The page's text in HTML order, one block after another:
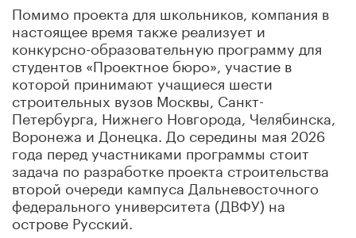
Помимо проекта для школьников, компания в
настоящее время также реализует и
конкурсно-образовательную программу для
студентов «Проектное бюро», участие в
которой принимают учащиеся шести
строительных вузов Москвы, Санкт-
Петербурга, Нижнего Новгорода, Челябинска,
Воронежа и Донецка. До середины мая 2026
года перед участниками программы стоит
задача по разработке проекта строительства
второй очереди кампуса Дальневосточного
федерального университета (ДВФУ) на
острове Русский.